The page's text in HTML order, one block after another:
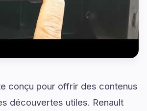
conçu pour offrir des contenus
découvertes utiles. Renault